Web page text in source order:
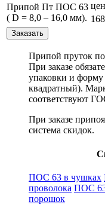
Припой Пт ПОС 63
( D = 8,0 – 16,0 мм).
Припой пруток
При заказе
упаковки и
квадратный).
соответствуют
При заказе
система скидок.
ПОС 63 в чушках
проволока ПОС 63
порошок